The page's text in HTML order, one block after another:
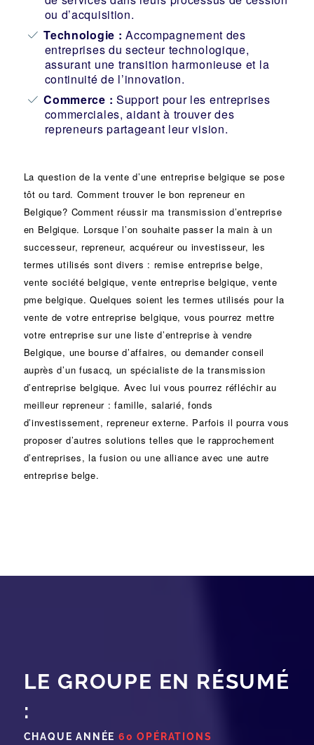
ou d’acquisition.
Technologie : Accompagnement des
entreprises du secteur technologique,
assurant une transition harmonieuse et la
continuité de l’innovation.
Commerce : Support pour les entreprises
commerciales, aidant à trouver des
repreneurs partageant leur vision.
La question de la vente d’une entreprise belgique se pose
tôt ou tard. Comment trouver le bon repreneur en
Belgique? Comment réussir ma transmission d’entreprise
en Belgique. Lorsque l’on souhaite passer la main à un
successeur, repreneur, acquéreur ou investisseur, les
termes utilisés sont divers : remise entreprise belge,
vente société belgique, vente entreprise belgique, vente
pme belgique. Quelques soient les termes utilisés pour la
vente de votre entreprise belgique, vous pourrez mettre
votre entreprise sur une liste d’entreprise à vendre
Belgique, unebourse d’affaires, ou demander conseil
auprès d’un fusacq, un spécialiste de latransmission
d’entreprise belgique. Avec lui vous pourrez réfléchir au
meilleur repreneur :famille, salarié, fonds
d’investissement, repreneur externe. Parfois il pourra vous
proposer d’autres solutions telles que le rapprochement
d’entreprises, lafusion ou unealliance avec une autre
entreprise belge.
LE GROUPE EN RÉSUMÉ
:
CHAQUE ANNÉE 60 OPÉRATIONS